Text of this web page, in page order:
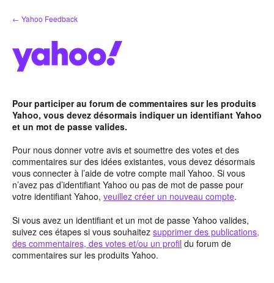
Aller
au
← Yahoo Feedback
Pour participer au forum de commentaires sur les produits
Yahoo, vous devez désormais indiquer un identifiant Yahoo
et un mot de passe valides.
Pour nous donner votre avis et soumettre des votes et des
commentaires sur des idées existantes, vous devez désormais
vous connecter à l’aide de votre compte mail Yahoo. Si vous
n’avez pas d’identifiant Yahoo ou pas de mot de passe pour
votre identifiant Yahoo, veuillez créer un nouveau compte.
Si vous avez un identifiant et un mot de passe Yahoo valides,
suivez ces étapes si vous souhaitez supprimer des publications,
des commentaires, des votes et/ou un profil du forum de
commentaires sur les produits Yahoo.